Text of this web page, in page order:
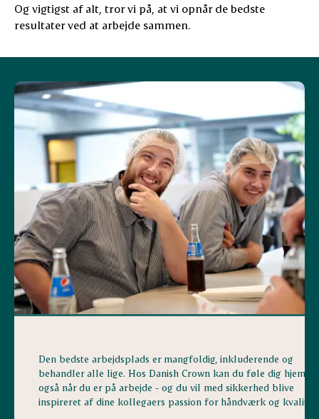
Og vigtigst af alt, tror vi på, at vi opnår de bedste
resultater ved at arbejde sammen.
Den bedste arbejdsplads er mangfoldig, inkluderende og
behandler alle lige. Hos Danish Crown kan du føle dig
også når du er på arbejde - og du vil med sikkerhed blive
inspireret af dine kollegaers passion for håndværk og kvalitet.